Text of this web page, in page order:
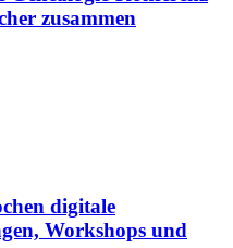
zusammen
digitale
Workshops und